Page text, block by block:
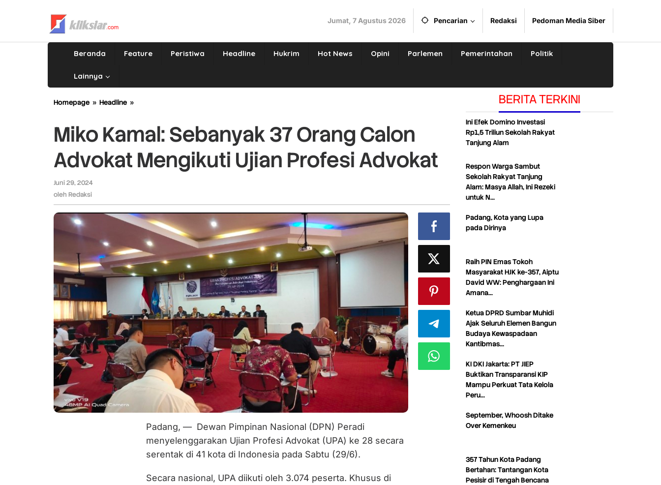
Jumat, 7 Agustus 2026 Pencarian Redaksi Pedoman Media Siber
Beranda Feature Peristiwa Headline Hukrim Hot News Opini Parlemen Pemerintahan Politik
Lainnya
Homepage » Headline »
37
Orang
Calon
Advokat
Advokat
Miko Kamal: Sebanyak 37 Orang Calon
Advokat Mengikuti Ujian Profesi Advokat
Juni 29, 2024
oleh Redaksi
Padang, — Dewan Pimpinan Nasional (DPN) Peradi
menyelenggarakan Ujian Profesi Advokat (UPA) ke 28 secara
serentak di 41 kota di Indonesia pada Sabtu (29/6).
Secara nasional, UPA diikuti oleh 3.074 peserta. Khusus di
BERITA TERKINI
Ini Efek Domino Investasi
Rp1,5 Triliun Sekolah Rakyat
Tanjung Alam
Respon Warga Sambut
Sekolah Rakyat Tanjung
Alam: Masya Allah, Ini Rezeki
untuk N…
Padang, Kota yang Lupa
pada Dirinya
Raih PIN Emas Tokoh
Masyarakat HJK ke-357, Aiptu
David WW: Penghargaan Ini
Amana…
Ketua DPRD Sumbar Muhidi
Ajak Seluruh Elemen Bangun
Budaya Kewaspadaan
Kantibmas…
KI DKI Jakarta: PT JIEP
Buktikan Transparansi KIP
Mampu Perkuat Tata Kelola
Peru…
September, Whoosh Ditake
Over Kemenkeu
357 Tahun Kota Padang
Bertahan: Tantangan Kota
Pesisir di Tengah Bencana